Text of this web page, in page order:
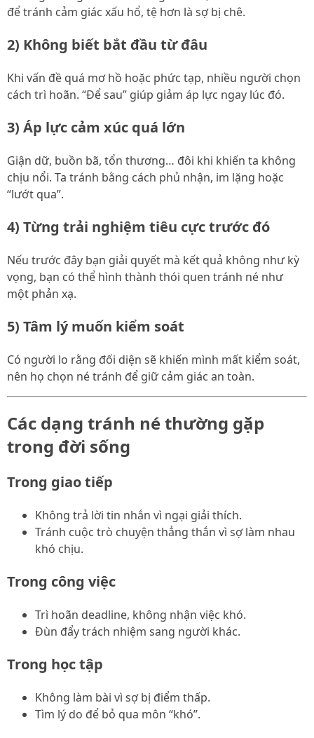
để tránh cảm giác xấu hổ, tệ hơn là sợ bị chê.
2) Không biết bắt đầu từ đâu
Khi vấn đề quá mơ hồ hoặc phức tạp, nhiều người chọn
cách trì hoãn. “Để sau” giúp giảm áp lực ngay lúc đó.
3) Áp lực cảm xúc quá lớn
Giận dữ, buồn bã, tổn thương… đôi khi khiến ta không
chịu nổi. Ta tránh bằng cách phủ nhận, im lặng hoặc
“lướt qua”.
4) Từng trải nghiệm tiêu cực trước đó
Nếu trước đây bạn giải quyết mà kết quả không như kỳ
vọng, bạn có thể hình thành thói quen tránh né như
một phản xạ.
5) Tâm lý muốn kiểm soát
Có người lo rằng đối diện sẽ khiến mình mất kiểm soát,
nên họ chọn né tránh để giữ cảm giác an toàn.
Các dạng tránh né thường gặp
trong đời sống
Trong giao tiếp
Không trả lời tin nhắn vì ngại giải thích.
Tránh cuộc trò chuyện thẳng thắn vì sợ làm nhau
khó chịu.
Trong công việc
Trì hoãn deadline, không nhận việc khó.
Đùn đẩy trách nhiệm sang người khác.
Trong học tập
Không làm bài vì sợ bị điểm thấp.
Tìm lý do để bỏ qua môn “khó”.